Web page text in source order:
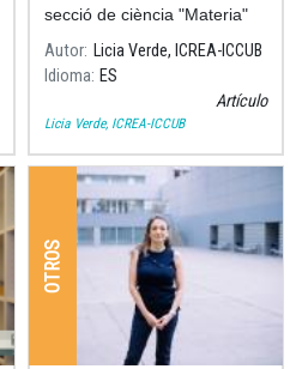
secció de ciència "Materia"
del diari El País, què és i des
de quan existeix l'espai-
Autor Licia Verde, ICREA-ICCUB
Idioma ES
Artículo
Licia Verde, ICREA-ICCUB
OTROS